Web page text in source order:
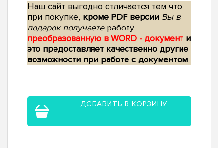
Наш сайт выгодно отличается тем что
при покупке, кроме PDF версии Вы в
подарок получаетеработу
преобразованную в WORD - документ и
это предоставляет качественно другие
возможности при работе с документом
ДОБАВИТЬ В КОРЗИНУ